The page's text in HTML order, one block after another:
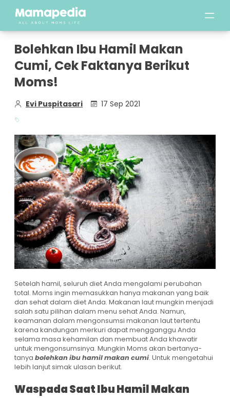
Bolehkan Ibu Hamil Makan
Cumi, Cek Faktanya Berikut
Moms!
Evi Puspitasari 17 Sep 2021
Setelah hamil, seluruh diet Anda mengalami perubahan
total. Moms ingin memasukkan hanya makanan yang baik
dan sehat dalam diet Anda. Makanan laut mungkin menjadi
salah satu pilihan dalam menu sehat Anda. Namun,
keamanan dalam mengonsumsi makanan laut tertentu
karena kandungan merkuri dapat mengganggu Anda
selama masa kehamilan dan membuat Anda khawatir
untuk mengonsumsinya. Mungkin Moms akan bertanya-
tanya bolehkan ibu hamil makan cumi. Untuk mengetahui
lebih lanjut simak ulasan berikut.
Waspada Saat Ibu Hamil Makan